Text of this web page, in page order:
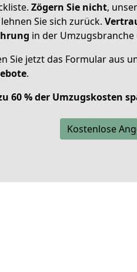
Zögern Sie nicht,
Sie sich zurück.
in der Umzugsbranche
Sie jetzt das Formular aus
.
60 % der Umzugskosten
Kostenlose